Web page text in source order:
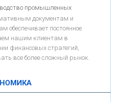
платежей за пять лет
промышленных
документам и
обеспечивает постоянное
нашим клиентам в
финансовых стратегий,
все более сложный рынок.